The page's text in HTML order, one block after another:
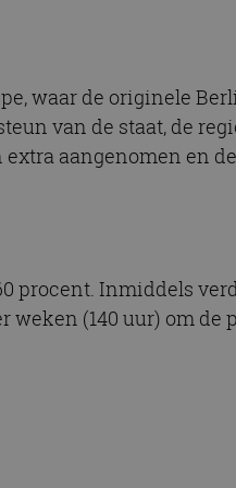
waar de originele
van de staat, de
aangenomen en
procent. Inmiddels
(140 uur) om de